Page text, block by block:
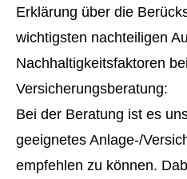
Erklärung über die
wichtigsten nachteiligen
Nachhaltigkeitsfaktoren
Versicherungsberatung:
Bei der Beratung ist es
geeignetes Anlage-/
empfehlen zu können.